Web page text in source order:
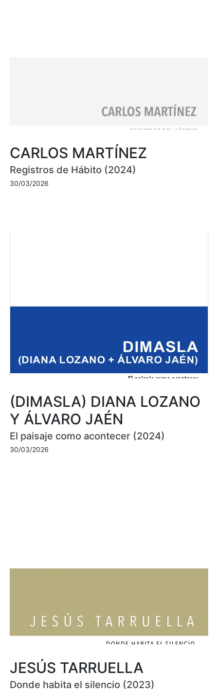
CARLOS MARTÍNEZ
Registros de Hábito (2024)
30/03/2026
(DIMASLA) DIANA LOZANO
Y ÁLVARO JAÉN
El paisaje como acontecer (2024)
30/03/2026
JESÚS TARRUELLA
Donde habita el silencio (2023)